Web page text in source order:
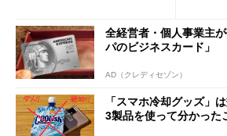
全経営者・個人事業主
パのビジネスカード」
AD（クレディセゾン）
「スマホ冷却グッズ」
3製品を使って分かった